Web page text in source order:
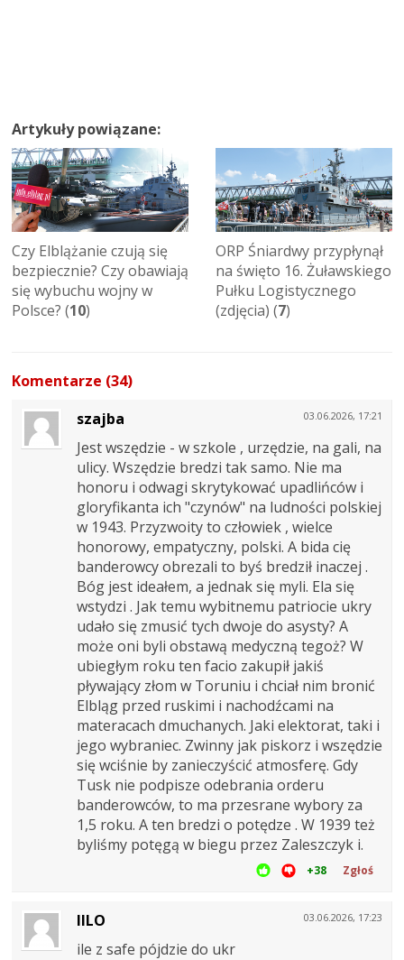
Artykuły powiązane:
Czy Elblążanie czują się
bezpiecznie? Czy obawiają
się wybuchu wojny w
Polsce? (10)
ORP Śniardwy przypłynął
na święto 16. Żuławskiego
Pułku Logistycznego
(zdjęcia) (7)
Komentarze (34)
03.06.2026, 17:21
szajba
Jest wszędzie - w szkole , urzędzie, na gali, na
ulicy. Wszędzie bredzi tak samo. Nie ma
honoru i odwagi skrytykować upadlińców i
gloryfikanta ich "czynów" na ludności polskiej
w 1943. Przyzwoity to człowiek , wielce
honorowy, empatyczny, polski. A bida cię
banderowcy obrezali to byś bredził inaczej .
Bóg jest ideałem, a jednak się myli. Ela się
wstydzi . Jak temu wybitnemu patriocie ukry
udało się zmusić tych dwoje do asysty? A
może oni byli obstawą medyczną tegoż? W
ubiegłym roku ten facio zakupił jakiś
pływający złom w Toruniu i chciał nim bronić
Elbląg przed ruskimi i nachodźcami na
materacach dmuchanych. Jaki elektorat, taki i
jego wybraniec. Zwinny jak piskorz i wszędzie
się wciśnie by zanieczyścić atmosferę. Gdy
Tusk nie podpisze odebrania orderu
banderowców, to ma przesrane wybory za
1,5 roku. A ten bredzi o potędze . W 1939 też
byliśmy potęgą w biegu przez Zaleszczyk i.
+38 Zgłoś
03.06.2026, 17:23
IILO
ile z safe pójdzie do ukr